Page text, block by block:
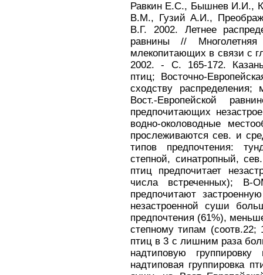
Равкин Е.С., Бышнев И.И.,
В.М., Гузий А.И.,
В.Г. 2002. Летнее
равнины //
млекопитающих в связи с
2002. - С. 165-172.
птиц; Восточно-
сходству распределения;
Вост.-Европейской
предпочитающих
водно-околоводные
прослеживаются сев. и
типов предпочтения:
степной, синатропный,
птиц предпочитает
числа встреченных); В-
предпочитают
незастроенной суши
предпочтения (61%),
степному типам
птиц в 3 с лишним раза
надтиповую
надтиповая группировка